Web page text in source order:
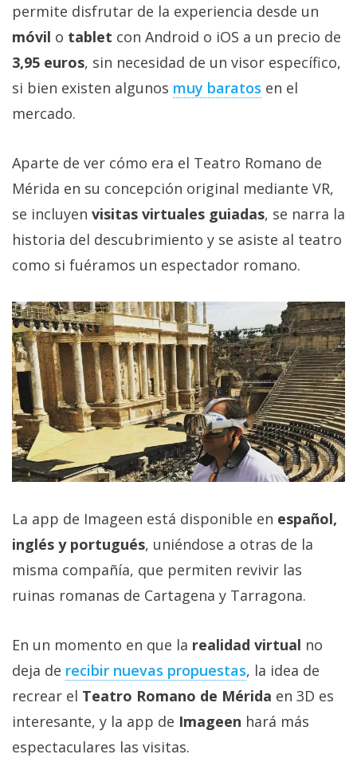
permite disfrutar de la experiencia desde un
móvil o tablet con Android o iOS a un precio de
3,95 euros, sin necesidad de un visor específico,
si bien existen algunos muy baratos en el
mercado.
Aparte de ver cómo era el Teatro Romano de
Mérida en su concepción original mediante VR,
se incluyen visitas virtuales guiadas, se narra la
historia del descubrimiento y se asiste al teatro
como si fuéramos un espectador romano.
La app de Imageen está disponible en español,
inglés y portugués, uniéndose a otras de la
misma compañía, que permiten revivir las
ruinas romanas de Cartagena y Tarragona.
En un momento en que la realidad virtual no
deja de recibir nuevas propuestas, la idea de
recrear el Teatro Romano de Mérida en 3D es
interesante, y la app de Imageen hará más
espectaculares las visitas.